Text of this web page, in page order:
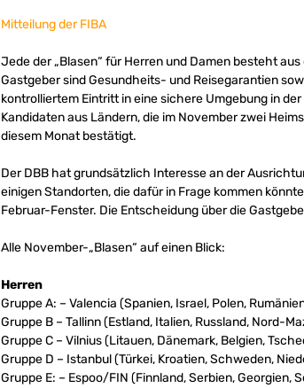
Mitteilung der FIBA
Jede der „Blasen“ für Herren und Damen besteht
Gastgeber sind Gesundheits- und Reisegarantien
kontrolliertem Eintritt in eine sichere Umgebung in
Kandidaten aus Ländern, die im November zwei
diesem Monat bestätigt.
Der DBB hat grundsätzlich Interesse an der
einigen Standorten, die dafür in Frage kommen
Februar-Fenster. Die Entscheidung über die
Alle November-„Blasen“ auf einen Blick:
Herren
Gruppe A: – Valencia (Spanien, Israel, Polen,
Gruppe B – Tallinn (Estland, Italien, Russland, Nord-
Gruppe C – Vilnius (Litauen, Dänemark, Belgien,
Gruppe D – Istanbul (Türkei, Kroatien, Schweden,
Gruppe E: – Espoo/FIN (Finnland, Serbien, Georgien,